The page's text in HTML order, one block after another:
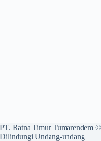
PT. Ratna Timur Tumarendem
Dilindungi Undang-undang